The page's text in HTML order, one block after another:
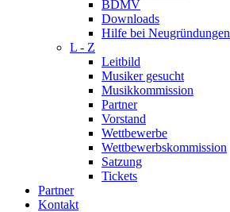
BDMV
Downloads
Hilfe bei Neugründungen
L - Z
Leitbild
Musiker gesucht
Musikkommission
Partner
Vorstand
Wettbewerbe
Wettbewerbskommission
Satzung
Tickets
Partner
Kontakt